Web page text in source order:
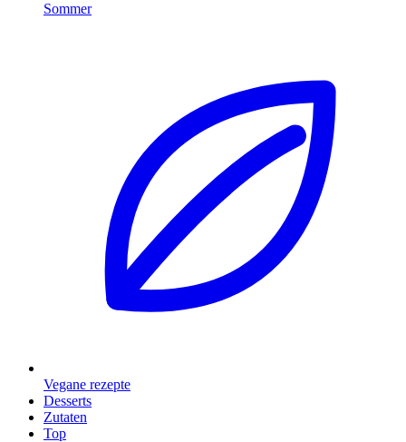
Sommer
Vegane rezepte
Desserts
Zutaten
Top